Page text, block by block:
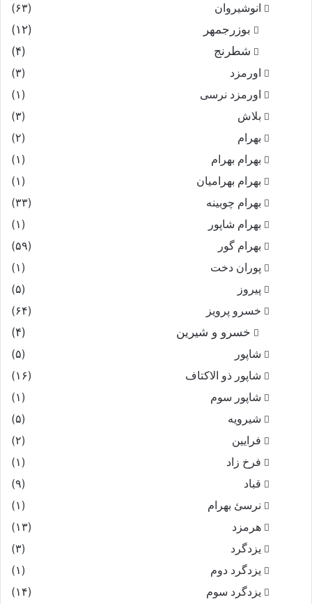
انوشیروان
(۶۳)
بوزرجمهر
(۱۲)
شطرنج
(۴)
اورمزد
(۳)
اورمزد نرسى‏
(۱)
بلاش
(۳)
بهرام
(۲)
بهرام بهرام
(۱)
بهرام بهرامیان‏
(۱)
بهرام چوبینه
(۳۳)
بهرام شاپور
(۱)
بهرام گور
(۵۹)
پوران دخت
(۱)
پیروز
(۵)
خسرو پرویز
(۶۴)
خسرو و شیرین (۴)
شاپور
(۵)
شاپور ذو الاکتاف
(۱۶)
شاپور سوم‏
(۱)
شیرویه
(۵)
فرایین
(۲)
فرخ زاد
(۱)
قباد
(۹)
نرسئ بهرام‏
(۱)
هرمزد
(۱۳)
یزدگرد
(۳)
یزدگرد دوم
(۱)
یزدگرد سوم
(۱۴)